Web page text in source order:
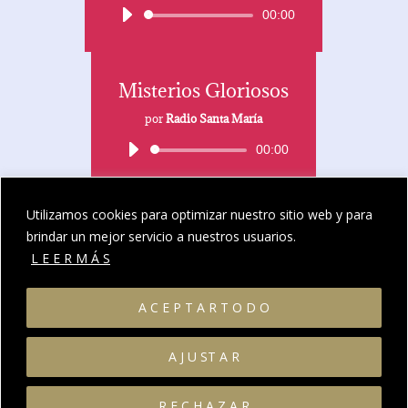
Utilizamos cookies para optimizar nuestro sitio web y para
brindar un mejor servicio a nuestros usuarios.
L E E R M Á S
A J U ST A R
A C E P T A R T O D O
Reproductor00:00
Misterios Gloriosos
porRadio Santa María
Reproductor
00:00
Contacto
Cookies